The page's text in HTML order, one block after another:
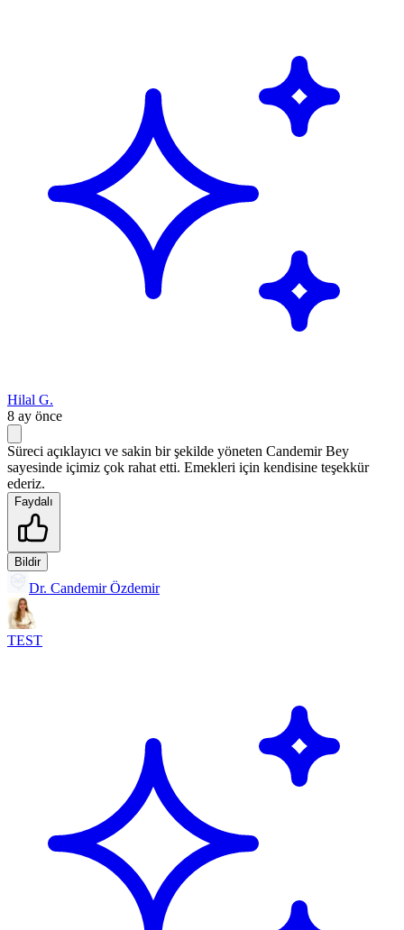
Hilal G.
8 ay önce
Süreci açıklayıcı ve sakin bir şekilde yöneten Candemir Bey
sayesinde içimiz çok rahat etti. Emekleri için kendisine teşekkür
ederiz.
Faydalı
Bildir
Dr. Candemir Özdemir
TEST